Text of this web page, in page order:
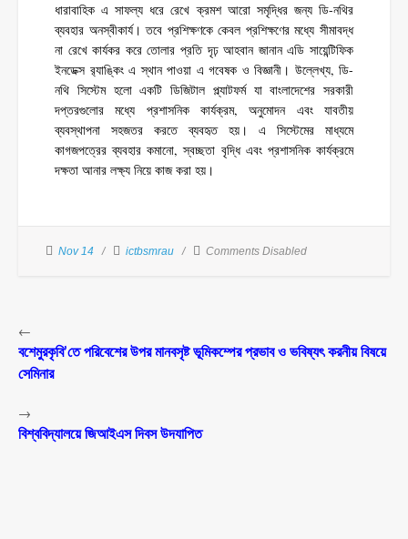
ধারাবাহিক এ সাফল্য ধরে রেখে ক্রমশ আরো সমৃদ্ধির জন্য ডি-নথির
ব্যবহার অনস্বীকার্য। তবে প্রশিক্ষণকে কেবল প্রশিক্ষণের মধ্যে সীমাবদ্ধ
না রেখে কার্যকর করে তোলার প্রতি দৃঢ় আহবান জানান এডি সায়েন্টিফিক
ইনডেক্স র‌্যাঙ্কিং এ স্থান পাওয়া এ গবেষক ও বিজ্ঞানী। উল্লেখ্য, ডি-
নথি সিস্টেম হলো একটি ডিজিটাল প্ল্যাটফর্ম যা বাংলাদেশের সরকারী
দপ্তরগুলোর মধ্যে প্রশাসনিক কার্যক্রম, অনুমোদন এবং যাবতীয়
ব্যবস্থাপনা সহজতর করতে ব্যবহৃত হয়। এ সিস্টেমের মাধ্যমে
কাগজপত্রের ব্যবহার কমানো, স্বচ্ছতা বৃদ্ধি এবং প্রশাসনিক কার্যক্রমে
দক্ষতা আনার লক্ষ্য নিয়ে কাজ করা হয়।
Nov 14 ictbsmrau Comments Disabled
←
বশেমুরকৃবি’তে পরিবেশের উপর মানবসৃষ্ট ভূমিকম্পের প্রভাব ও ভবিষ্যৎ করনীয় বিষয়ে
সেমিনার
→
বিশ্ববিদ্যালয়ে জিআইএস দিবস উদযাপিত